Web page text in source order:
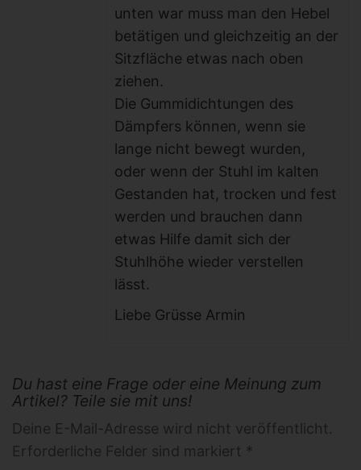
unten war muss man den Hebel
betätigen und gleichzeitig an der
Sitzfläche etwas nach oben
ziehen.
Die Gummidichtungen des
Dämpfers können, wenn sie
lange nicht bewegt wurden,
oder wenn der Stuhl im kalten
Gestanden hat, trocken und fest
werden und brauchen dann
etwas Hilfe damit sich der
Stuhlhöhe wieder verstellen
lässt.
Liebe Grüsse Armin
Du hast eine Frage oder eine Meinung zum
Artikel? Teile sie mit uns!
Deine E-Mail-Adresse wird nicht veröffentlicht.
Erforderliche Felder sind markiert *